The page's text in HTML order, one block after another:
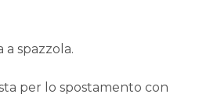
a spazzola.
per lo spostamento con